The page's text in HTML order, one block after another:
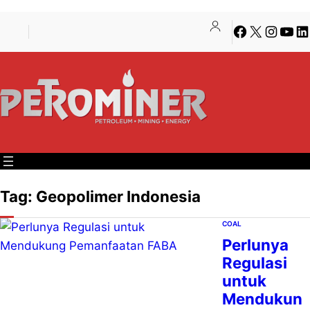
Facebook
X
Tag: Geopolimer Indonesia
COAL
Perlunya
Regulasi
untuk
Mendukun